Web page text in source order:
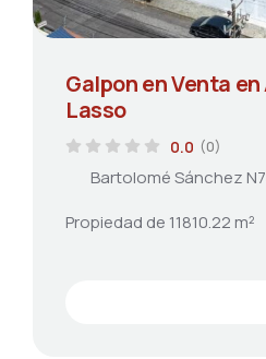
Galpon en Venta en
Lasso
0.0 (0)
Bartolomé Sánchez
Propiedad de 11810.22 m²